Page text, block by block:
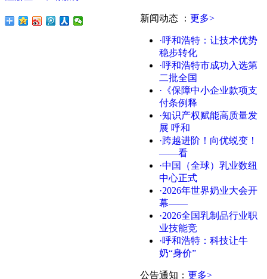
新闻动态 ： 更多>
·呼和浩特：让技术优势
稳步转化
·呼和浩特市成功入选第
二批全国
·《保障中小企业款项支
付条例释
·知识产权赋能高质量发
展 呼和
·跨越进阶！向优蜕变！
——看
·中国（全球）乳业数纽
中心正式
·2026年世界奶业大会开
幕——
·2026全国乳制品行业职
业技能竞
·呼和浩特：科技让牛
奶“身价”
公告通知 ： 更多>